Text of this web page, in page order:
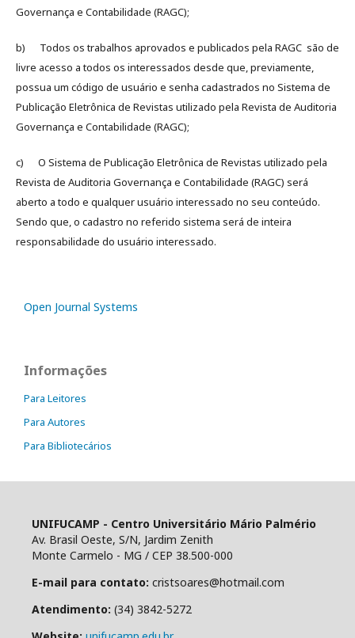
Governança e Contabilidade (RAGC);
b) Todos os trabalhos aprovados e publicados pela RAGC são de
livre acesso a todos os interessados desde que, previamente,
possua um código de usuário e senha cadastrados no Sistema de
Publicação Eletrônica de Revistas utilizado pela Revista de Auditoria
Governança e Contabilidade (RAGC);
c) O Sistema de Publicação Eletrônica de Revistas utilizado pela
Revista de Auditoria Governança e Contabilidade (RAGC) será
aberto a todo e qualquer usuário interessado no seu conteúdo.
Sendo que, o cadastro no referido sistema será de inteira
responsabilidade do usuário interessado.
Open Journal Systems
Informações
Para Leitores
Para Autores
Para Bibliotecários
UNIFUCAMP - Centro Universitário Mário Palmério
Av. Brasil Oeste, S/N, Jardim Zenith
Monte Carmelo - MG / CEP 38.500-000
E-mail para contato: cristsoares@hotmail.com
Atendimento: (34) 3842-5272